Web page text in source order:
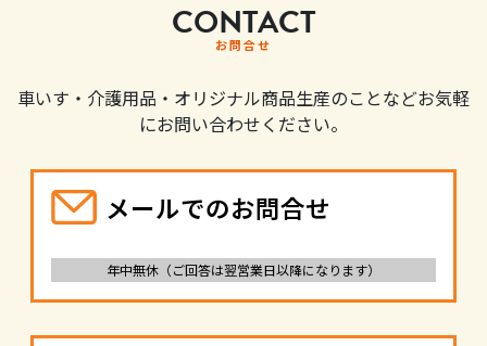
CONTACT
お問合せ
車いす・介護用品・オリジナル商品生産のことなどお気軽
にお問い合わせください。
メールでのお問合せ
年中無休（ご回答は翌営業日以降になります）